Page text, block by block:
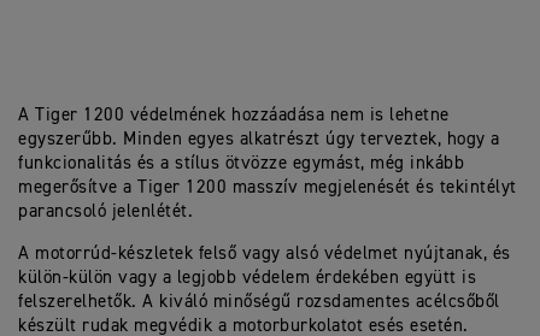
A Tiger 1200 védelmének hozzáadása nem is lehetne
egyszerűbb. Minden egyes alkatrészt úgy terveztek, hogy a
funkcionalitás és a stílus ötvözze egymást, még inkább
megerősítve a Tiger 1200 masszív megjelenését és tekintélyt
parancsoló jelenlétét.
A motorrúd-készletek felső vagy alsó védelmet nyújtanak, és
külön-külön vagy a legjobb védelem érdekében együtt is
felszerelhetők. A kiváló minőségű rozsdamentes acélcsőből
készült rudak megvédik a motorburkolatot esés esetén.